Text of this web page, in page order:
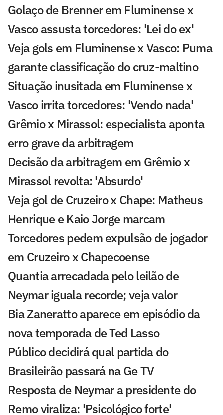
Golaço de Brenner em Fluminense x
Vasco assusta torcedores: 'Lei do ex'
Veja gols em Fluminense x Vasco: Puma
garante classificação do cruz-maltino
Situação inusitada em Fluminense x
Vasco irrita torcedores: 'Vendo nada'
Grêmio x Mirassol: especialista aponta
erro grave da arbitragem
Decisão da arbitragem em Grêmio x
Mirassol revolta: 'Absurdo'
Veja gol de Cruzeiro x Chape: Matheus
Henrique e Kaio Jorge marcam
Torcedores pedem expulsão de jogador
em Cruzeiro x Chapecoense
Quantia arrecadada pelo leilão de
Neymar iguala recorde; veja valor
Bia Zaneratto aparece em episódio da
nova temporada de Ted Lasso
Público decidirá qual partida do
Brasileirão passará na Ge TV
Resposta de Neymar a presidente do
Remo viraliza: 'Psicológico forte'